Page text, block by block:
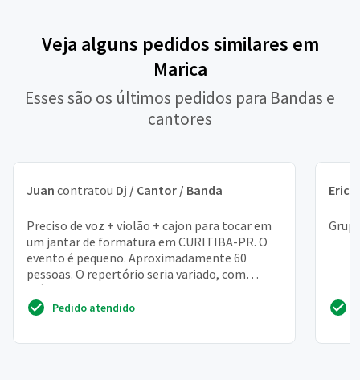
Veja alguns pedidos similares em
Marica
Esses são os últimos pedidos para Bandas e
cantores
Juan contratou Dj / Cantor / Banda
Preciso de voz + violão + cajon para tocar em
um jantar de formatura em CURITIBA-PR. O
evento é pequeno. Aproximadamente 60
pessoas. O repertório seria variado, com
músicas de barzinho.
Pedido atendido
Erick